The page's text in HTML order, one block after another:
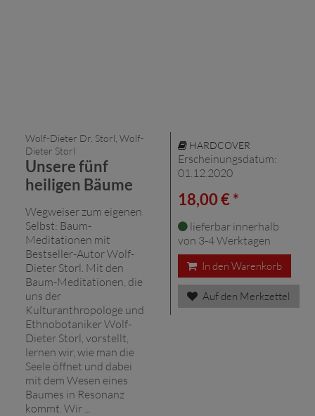
Wolf-Dieter Dr. Storl, Wolf-
Dieter Storl
Unsere fünf
heiligen Bäume
Wegweiser zum eigenen
Selbst: Baum-
Meditationen mit
Bestseller-Autor Wolf-
Dieter Storl. Mit den
Baum-Meditationen, die
uns der
Kulturanthropologe und
Ethnobotaniker Wolf-
Dieter Storl, vorstellt,
lernen wir, wie man die
Seele öffnet und dabei
mit dem Wesen eines
Baumes in Resonanz
kommt. Wir ...
HARDCOVER
Erscheinungsdatum:
01.12.2020
18,00 € *
lieferbar innerhalb
von 3-4 Werktagen
In den Warenkorb
Auf den Merkzettel